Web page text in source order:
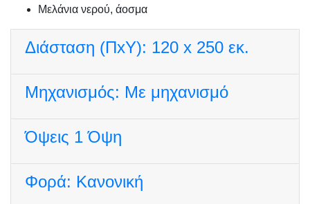
Μελάνια νερού, άοσμα
Διάσταση (ΠxΥ): 120 x 250 εκ.
Μηχανισμός: Με μηχανισμό
Όψεις 1 Όψη
Φορά: Κανονική